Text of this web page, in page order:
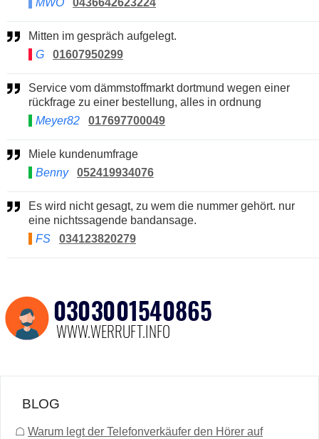
MWO
0436642623224
Mitten im gespräch aufgelegt.
G
01607950299
Service vom dämmstoffmarkt dortmund wegen einer
rückfrage zu einer bestellung, alles in ordnung
Meyer82
017697700049
Miele kundenumfrage
Benny
052419934076
Es wird nicht gesagt, zu wem die nummer gehört. nur
eine nichtssagende bandansage.
FS
034123820279
BLOG
☖ Warum legt der Telefonverkäufer den Hörer auf